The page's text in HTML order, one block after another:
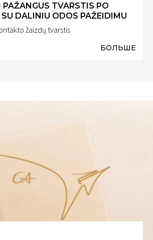
PAŽANGUS TVARSTIS PO
SU DALINIU ODOS PAŽEIDIMU
žaizdų tvarstis
БОЛЬШЕ